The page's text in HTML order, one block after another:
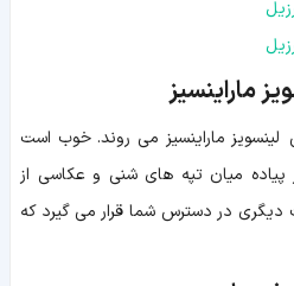
ماراینسیز
لینسویز ماراینسیز می روند. خوب است
پیاده میان تپه های شنی و عکاسی از
دیگری در دسترس شما قرار می گیرد که